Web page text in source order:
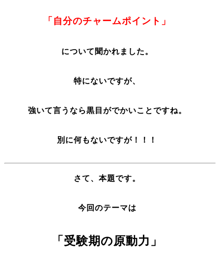
「自分のチャームポイント」
について聞かれました。
特にないですが、
強いて言うなら黒目がでかいことですね。
別に何もないですが！！！
さて、本題です。
今回のテーマは
「受験期の原動力」